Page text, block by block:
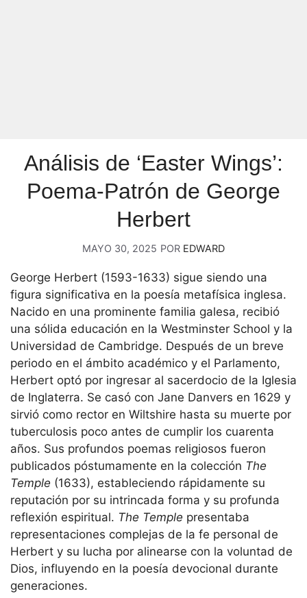
Análisis de ‘Easter Wings’:
Poema-Patrón de George
Herbert
MAYO 30, 2025 POR EDWARD
George Herbert (1593-1633) sigue siendo una
figura significativa en la poesía metafísica inglesa.
Nacido en una prominente familia galesa, recibió
una sólida educación en la Westminster School y la
Universidad de Cambridge. Después de un breve
periodo en el ámbito académico y el Parlamento,
Herbert optó por ingresar al sacerdocio de la Iglesia
de Inglaterra. Se casó con Jane Danvers en 1629 y
sirvió como rector en Wiltshire hasta su muerte por
tuberculosis poco antes de cumplir los cuarenta
años. Sus profundos poemas religiosos fueron
publicados póstumamente en la colección The
Temple (1633), estableciendo rápidamente su
reputación por su intrincada forma y su profunda
reflexión espiritual. The Temple presentaba
representaciones complejas de la fe personal de
Herbert y su lucha por alinearse con la voluntad de
Dios, influyendo en la poesía devocional durante
generaciones.